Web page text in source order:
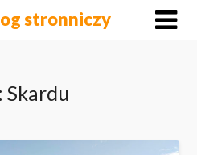
stronniczy
Skardu